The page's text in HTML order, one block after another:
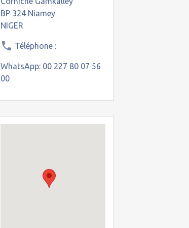
BP 324 Niamey
NIGER
Téléphone :
WhatsApp: 00 227 80 07 56
00